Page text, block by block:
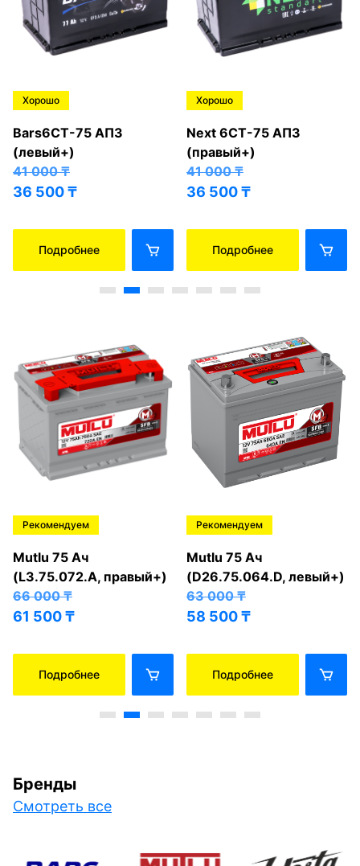
Хорошо
Bars6СТ-75 АПЗ
(левый+)
41 000₸
36 500₸
Подробнее
Хорошо
Next 6СТ-75 АПЗ
(правый+)
41 000₸
36 500₸
Подробнее
Рекомендуем
Mutlu 75 Ач
(L3.75.072.A, правый+)
66 000₸
61 500₸
Подробнее
Рекомендуем
Mutlu 75 Ач
(D26.75.064.D, левый+)
63 000₸
58 500₸
Подробнее
Бренды
Смотреть все